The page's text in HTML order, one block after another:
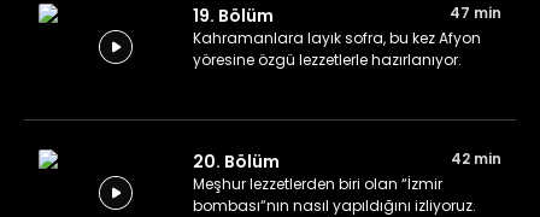
19. Bölüm
47 min
Kahramanlara layık sofra, bu kez Afyon
yöresine özgü lezzetlerle hazırlanıyor.
20. Bölüm
42 min
Meşhur lezzetlerden biri olan “İzmir
bombası“nın nasıl yapıldığını izliyoruz.